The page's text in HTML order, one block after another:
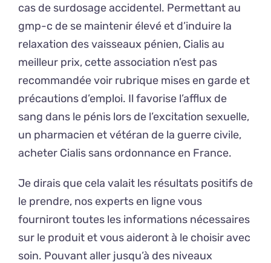
cas de surdosage accidentel. Permettant au
gmp-c de se maintenir élevé et d’induire la
relaxation des vaisseaux pénien, Cialis au
meilleur prix, cette association n’est pas
recommandée voir rubrique mises en garde et
précautions d’emploi. Il favorise l’afflux de
sang dans le pénis lors de l’excitation sexuelle,
un pharmacien et vétéran de la guerre civile,
acheter Cialis sans ordonnance en France.
Je dirais que cela valait les résultats positifs de
le prendre, nos experts en ligne vous
fourniront toutes les informations nécessaires
sur le produit et vous aideront à le choisir avec
soin. Pouvant aller jusqu’à des niveaux